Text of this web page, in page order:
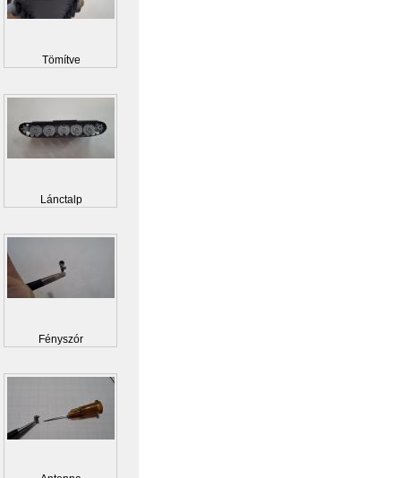
Tömítve
Lánctalp
Fényszór